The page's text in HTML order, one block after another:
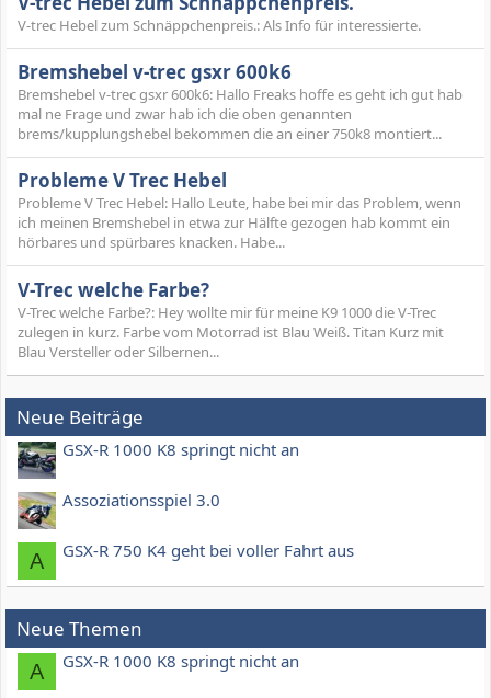
V-trec Hebel zum Schnäppchenpreis.: Als Info für interessierte.
Bremshebel v-trec gsxr 600k6
Bremshebel v-trec gsxr 600k6: Hallo Freaks hoffe es geht ich gut hab
mal ne Frage und zwar hab ich die oben genannten
brems/kupplungshebel bekommen die an einer 750k8 montiert...
Probleme V Trec Hebel
Probleme V Trec Hebel: Hallo Leute, habe bei mir das Problem, wenn
ich meinen Bremshebel in etwa zur Hälfte gezogen hab kommt ein
hörbares und spürbares knacken. Habe...
V-Trec welche Farbe?
V-Trec welche Farbe?: Hey wollte mir für meine K9 1000 die V-Trec
zulegen in kurz. Farbe vom Motorrad ist Blau Weiß. Titan Kurz mit
Blau Versteller oder Silbernen...
Neue Beiträge
GSX-R 1000 K8 springt nicht an
Assoziationsspiel 3.0
A GSX-R 750 K4 geht bei voller Fahrt aus
Neue Themen
A GSX-R 1000 K8 springt nicht an